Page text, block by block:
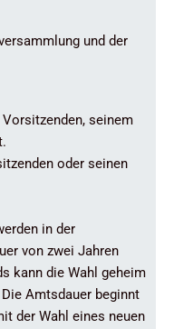
und der
seinem
oder seinen
in der
von zwei Jahren
kann die Wahl geheim
Amtsdauer beginnt
der Wahl eines neuen